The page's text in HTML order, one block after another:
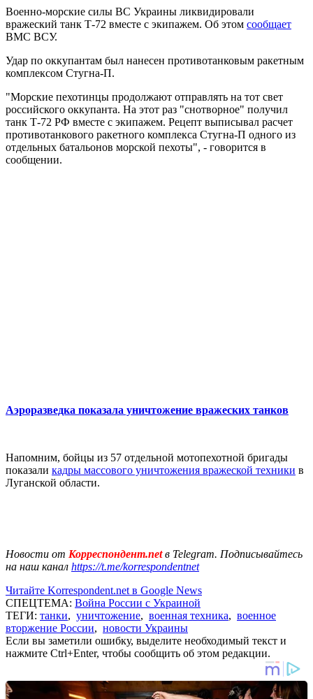
Военно-морские силы ВС Украины ликвидировали
вражеский танк Т-72 вместе с экипажем. Об этом сообщает
ВМС ВСУ.
Удар по оккупантам был нанесен противотанковым ракетным
комплексом Стугна-П.
"Морские пехотинцы продолжают отправлять на тот свет
российского оккупанта. На этот раз "снотворное" получил
танк Т-72 РФ вместе с экипажем. Рецепт выписывал расчет
противотанкового ракетного комплекса Стугна-П одного из
отдельных батальонов морской пехоты", - говорится в
сообщении.
Аэроразведка показала уничтожение вражеских танков
Напомним, бойцы из 57 отдельной мотопехотной бригады
показали кадры массового уничтожения вражеской техники в
Луганской области.
Новости от Корреспондент.netв Telegram. Подписывайтесь
на наш канал https://t.me/korrespondentnet
Читайте Korrespondent.net в Google News
СПЕЦТЕМА: Война России с Украиной
ТЕГИ: танки, уничтожение, военная техника, военное
вторжение России, новости Украины
Если вы заметили ошибку, выделите необходимый текст и
нажмите Ctrl+Enter, чтобы сообщить об этом редакции.